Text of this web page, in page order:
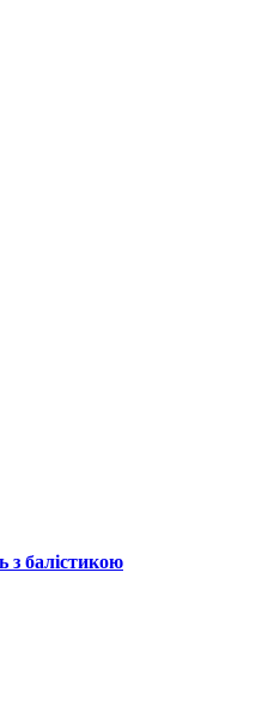
з балістикою